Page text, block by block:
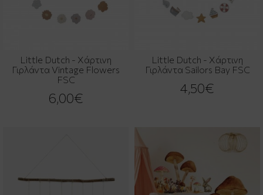
Little Dutch - Χάρτινη
Γιρλάντα Vintage Flowers
FSC
6,00€
Little Dutch - Χάρτινη
Γιρλάντα Sailors Bay FSC
4,50€